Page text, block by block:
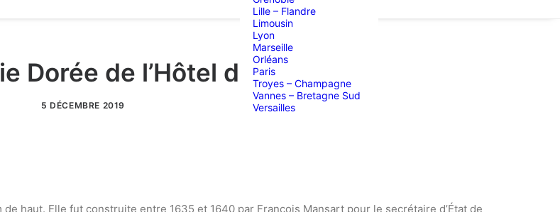
Lille – Flandre
Limousin
Lyon
Marseille
Orléans
Paris
Troyes – Champagne
Vannes – Bretagne Sud
Versailles
Dorée de l’Hôtel de Toulouse
5 DÉCEMBRE 2019
haut. Elle fut construite entre 1635 et 1640 par François Mansart pour le secrétaire d’État de